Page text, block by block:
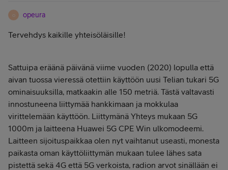
O opeura
Tervehdys kaikille yhteisöläisille!
Sattuipa eräänä päivänä viime vuoden (2020) lopulla että
aivan tuossa vieressä otettiin käyttöön uusi Telian tukari 5G
ominaisuuksilla, matkaakin alle 150 metriä. Tästä valtavasti
innostuneena liittymää hankkimaan ja mokkulaa
virittelemään käyttöön. Liittymänä Yhteys mukaan 5G
1000m ja laitteena Huawei 5G CPE Win ulkomodeemi.
Laitteen sijoituspaikkaa olen nyt vaihtanut useasti, monesta
paikasta oman käyttöliittymän mukaan tulee lähes sata
pistettä sekä 4G että 5G verkoista, radion arvot sinällään ei